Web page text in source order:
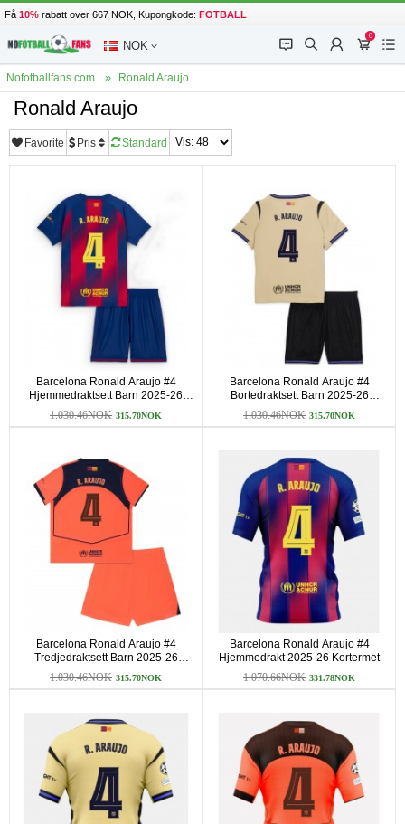
Få 10% rabatt over 667 NOK, Kupongkode: FOTBALL
NOK 󰂱 󰂨 󰃳
0
󰃦 󰃖
Nofotballfans.com Ronald Araujo
Ronald Araujo
Favorite Pris Standard
Barcelona Ronald Araujo #4
Hjemmedraktsett Barn 2025-26
Kortermet (+ korte bukser)
1.030.46NOK 315.70NOK
Barcelona Ronald Araujo #4
Bortedraktsett Barn 2025-26
Kortermet (+ korte bukser)
1.030.46NOK 315.70NOK
Barcelona Ronald Araujo #4
Tredjedraktsett Barn 2025-26
Kortermet (+ korte bukser)
1.030.46NOK 315.70NOK
Barcelona Ronald Araujo #4
Hjemmedrakt 2025-26 Kortermet
1.070.66NOK 331.78NOK